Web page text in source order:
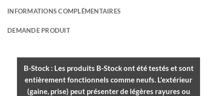
INFORMATIONS COMPLÉMENTAIRES
DEMANDE PRODUIT
B-Stock : Les produits B-Stock ont été testés et sont
entièrement fonctionnels comme neufs. L'extérieur
(gaine, prise) peut présenter de légères rayures ou